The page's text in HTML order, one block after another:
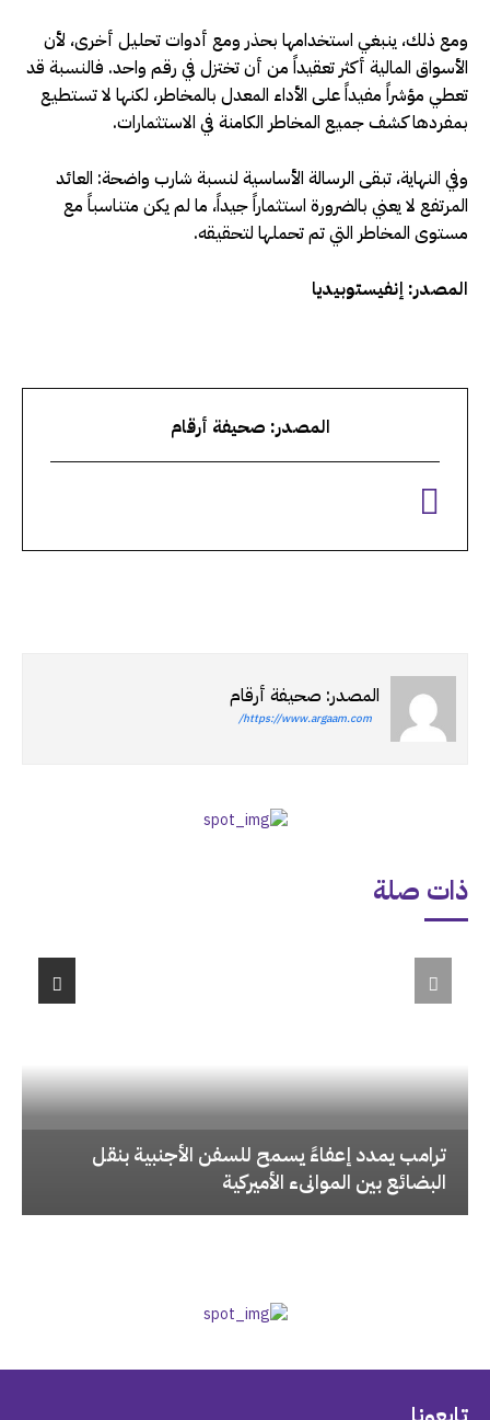
ذات صلة
‏ترامب يمدد إعفاءً يسمح للسفن الأجنبية بنقل
البضائع بين الموانىء الأميركية
ومع ذلك، ينبغي استخدامها بحذر ومع أدوات تحليل أخرى، لأن
الأسواق المالية أكثر تعقيداً من أن تختزل في رقم واحد. فالنسبة قد
تعطي مؤشراً مفيداً على الأداء المعدل بالمخاطر، لكنها لا تستطيع
بمفردها كشف جميع المخاطر الكامنة في الاستثمارات.
وفي النهاية، تبقى الرسالة الأساسية لنسبة شارب واضحة: العائد
المرتفع لا يعني بالضرورة استثماراً جيداً، ما لم يكن متناسباً مع
مستوى المخاطر التي تم تحملها لتحقيقه.
المصدر: إنفيستوبيديا
المصدر: صحيفة أرقام
المصدر: صحيفة أرقام
https://www.argaam.com/